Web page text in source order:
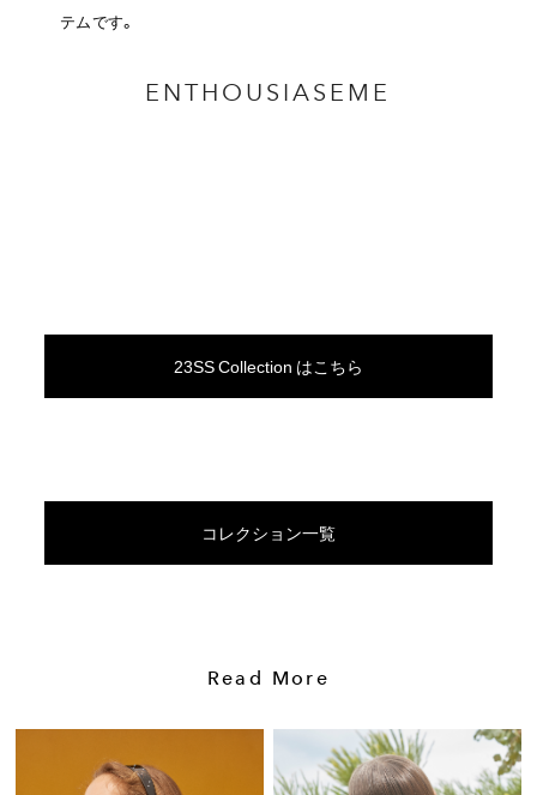
テムです。
ENTHOUSIASEME
23SS Collection はこちら
コレクション一覧
Read More